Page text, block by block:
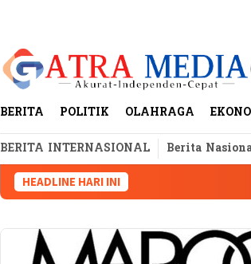
BERITA POLITIK OLAHRAGA
BERITA INTERNASIONAL Berita
HEADLINE HARI INI